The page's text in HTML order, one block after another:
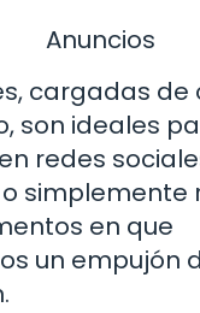
Anuncios
cargadas
son ideales
redes
simplemente
en que
un empujón